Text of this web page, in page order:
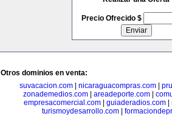
Precio Ofrecido $
Otros dominios en venta:
suvacacion.com| nicaraguacompras.com|
zonademedios.com| areadeporte.com|
empresacomercial.com| guiaderadios.com|
turismoydesarrollo.com